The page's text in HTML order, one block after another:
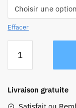
Effacer
Sac
Dos
Ordinateur
Livraison gratuite